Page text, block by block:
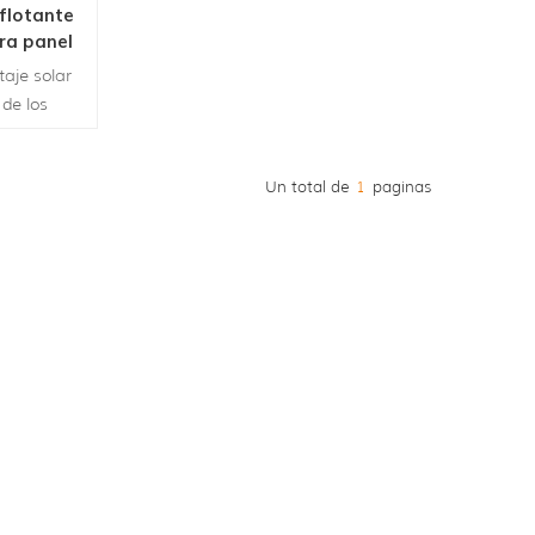
panel
solar
los
Un total de 1 paginas